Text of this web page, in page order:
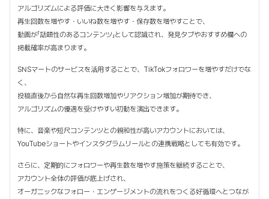
アルゴリズムによる評価に大きく影響を与えます。
再生回数を増やす・いいね数を増やす・保存数を増やすことで、
動画が「話題性のあるコンテンツ」として認識され、発見タブやおすすめ欄への
掲載確率が高まります。
SNSマートのサービスを活用することで、TikTokフォロワーを増やすだけでな
く、
投稿直後から自然な再生回数増加やリアクション増加が期待でき、
アルゴリズムの優遇を受けやすい初動を演出できます。
特に、音楽や短尺コンテンツとの親和性が高いアカウントにおいては、
YouTubeショートやインスタグラムリールとの連携戦略としても有効です。
さらに、定期的にフォロワーや再生数を増やす施策を継続することで、
アカウント全体の評価が底上げされ、
オーガニックなフォロー・エンゲージメントの流れをつくる好循環へとつなが